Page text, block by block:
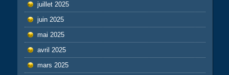
juillet 2025
juin 2025
mai 2025
avril 2025
mars 2025